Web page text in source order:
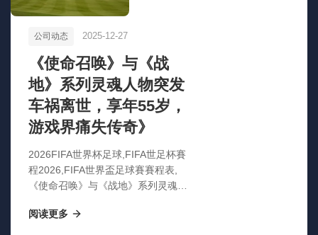
公司动态 2025-12-27
《使命召唤》与《战
地》系列灵魂人物突发
车祸离世，享年55岁，
游戏界痛失传奇》
2026FIFA世界杯足球,FIFA世足杯賽
程2026,FIFA世界盃足球賽賽程表,
《使命召唤》与《战地》系列灵魂人
界痛失传奇》
阅读更多